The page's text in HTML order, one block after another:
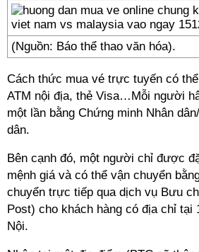
(Nguồn: Báo thể thao văn hóa).
Cách thức mua vé trực tuyến có
ATM nội địa, thẻ Visa…Mỗi người
một lần bằng Chứng minh Nhân
dân.
Bên cạnh đó, một người chỉ được
mệnh giá và có thể vận chuyển
chuyển trực tiếp qua dịch vụ Bưu
Post) cho khách hàng có địa chỉ tại
Nội.